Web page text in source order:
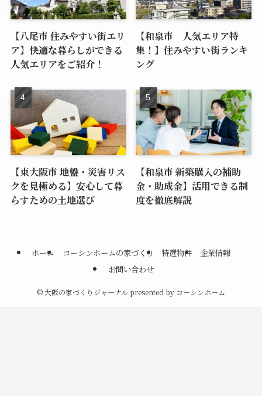
【八尾市 住みやすい街エリ
ア】快適な暮らしができる
人気エリアをご紹介！
【和泉市 人気エリア特
集！】住みやすい街ランキ
ング
【東大阪市 地盤・災害リス
クを見極める】安心して暮
らすための土地選び
【和泉市 新築購入の補助
金・助成金】活用できる制
度を徹底解説
ホーム コーシンホームの家づくり 特選物件
企業情報
お問い合わせ
©大阪の家づくりジャーナル presented by コーシンホーム